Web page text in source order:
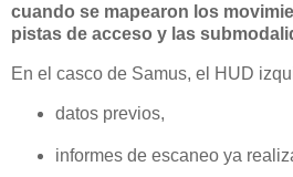
cuando se mapearon los
pistas de acceso y las
En el casco de Samus, el HUD
datos previos,
informes de escaneo ya